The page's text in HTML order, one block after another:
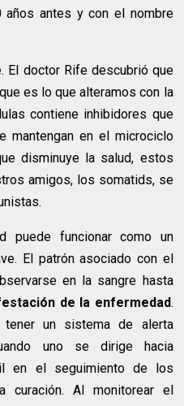
antes y con el nombre
El doctor Rife descubrió que
es lo que alteramos con la
contiene inhibidores que
mantengan en el microciclo
disminuye la salud, estos
amigos, los somatids, se
puede funcionar como un
El patrón asociado con el
en la sangre hasta
de la enfermedad.
un sistema de alerta
uno se dirige hacia
en el seguimiento de los
curación. Al monitorear el